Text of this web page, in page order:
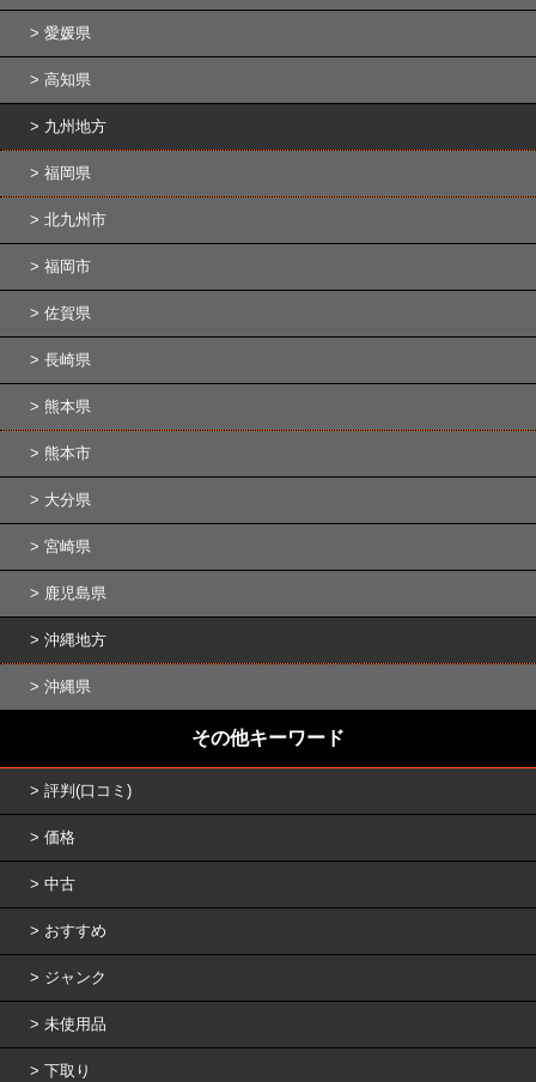
愛媛県
高知県
九州地方
福岡県
北九州市
福岡市
佐賀県
長崎県
熊本県
熊本市
大分県
宮崎県
鹿児島県
沖縄地方
沖縄県
その他キーワード
評判(口コミ)
価格
中古
おすすめ
ジャンク
未使用品
下取り